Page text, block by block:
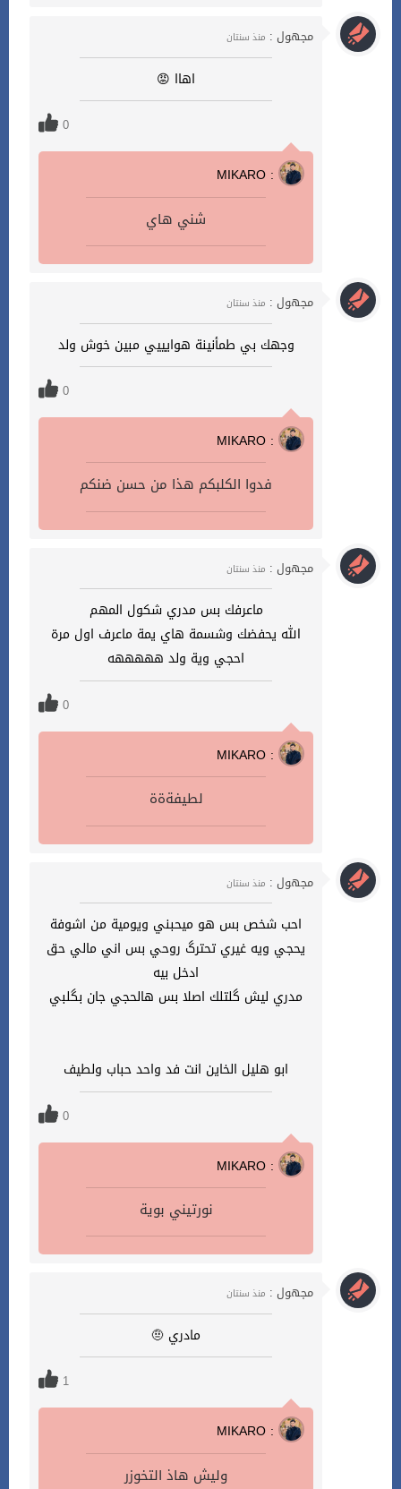
مجهول : منذ سنتان
اهاا 😡
0
MIKARO :
شني هاي
مجهول : منذ سنتان
وجهك بي طمأنينة هوايييي مبين خوش ولد
0
MIKARO :
فدوا الكلبكم هذا من حسن ضنكم
مجهول : منذ سنتان
ماعرفك بس مدري شكول المهم
الله يحفضك وشسمة هاي يمة ماعرف اول مرة
احجي وية ولد هههههه
0
MIKARO :
لطيفةةة
مجهول : منذ سنتان
احب شخص بس هو ميحبني ويومية من اشوفة
يحجي ويه غيري تحترگ روحي بس اني مالي حق
ادخل بيه
مدري ليش گلتلك اصلا بس هالحجي جان بگلبي
ابو هليل الخاين انت فد واحد حباب ولطيف
0
MIKARO :
نورتيني بوية
مجهول : منذ سنتان
مادري 🤨
1
MIKARO :
وليش هاذ التخوزر